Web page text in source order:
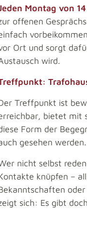
Montag von
offenen
Ort und sorgt
wird.
Treffpunkt ist
bietet mit
Form der
gesehen
nicht selbst
knüpfen –
sich: Es gibt